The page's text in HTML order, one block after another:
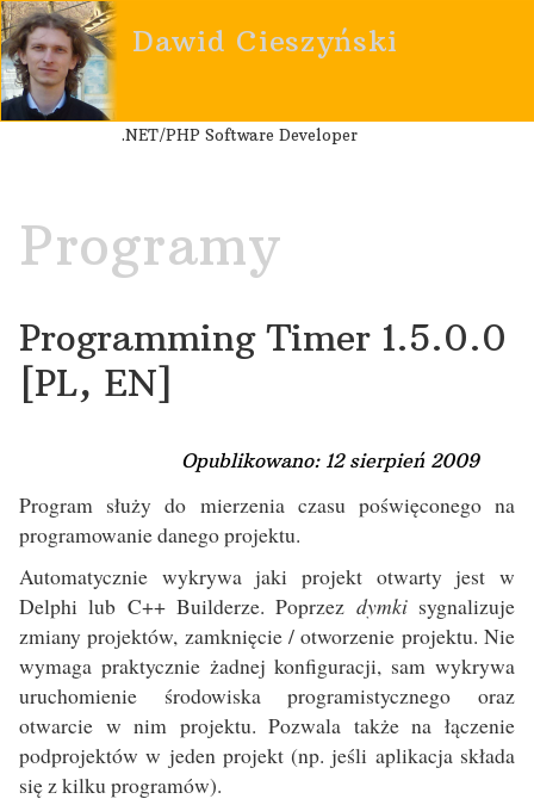
Dawid Cieszyński
.NET/PHP Software Developer
Programy
Programming Timer 1.5.0.0
[PL, EN]
Opublikowano: 12 sierpień 2009
Program służy do mierzenia czasu poświęconego na
programowanie danego projektu.
Automatycznie wykrywa jaki projekt otwarty jest w
Delphi lub C++ Builderze. Poprzez dymkisygnalizuje
zmiany projektów, zamknięcie / otworzenie projektu. Nie
wymaga praktycznie żadnej konfiguracji, sam wykrywa
uruchomienie środowiska programistycznego oraz
otwarcie w nim projektu. Pozwala także na łączenie
podprojektów w jeden projekt (np. jeśli aplikacja składa
się z kilku programów).